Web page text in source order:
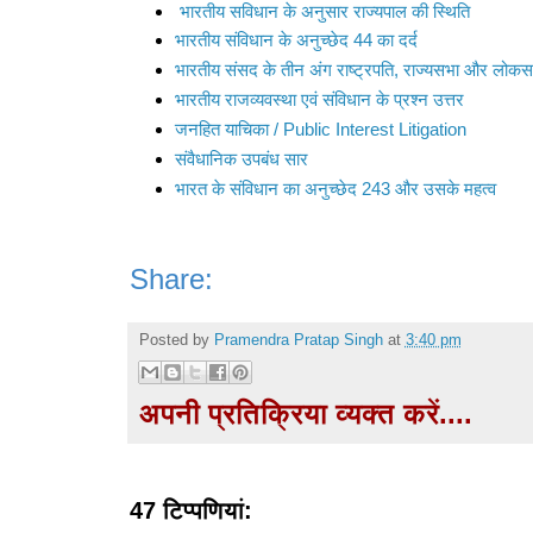
भारतीय सविधान के अनुसार राज्यपाल की स्थिति
भारतीय संविधान के अनुच्छेद 44 का दर्द
भारतीय संसद के तीन अंग राष्ट्रपति, राज्यसभा और
भारतीय राजव्यवस्था एवं संविधान के प्रश्न उत्तर
जनहित याचिका / Public Interest Litigation
संवैधानिक उपबंध सार
भारत के संविधान का अनुच्छेद 243 और उसके महत्व
Share:
Posted by Pramendra Pratap Singh at 3:40 pm
अपनी प्रतिक्रिया व्यक्त करें....
47 टिप्‍पणियां: